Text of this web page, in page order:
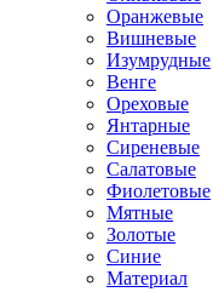
Оранжевые
Вишневые
Изумрудные
Венге
Ореховые
Янтарные
Сиреневые
Салатовые
Фиолетовые
Мятные
Золотые
Синие
Материал